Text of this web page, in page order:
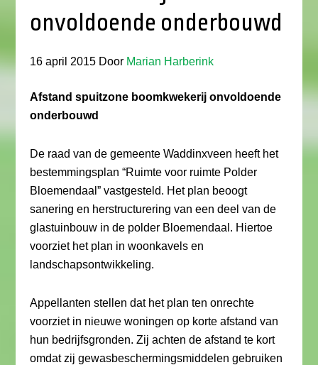
onvoldoende onderbouwd
16 april 2015 Door Marian Harberink
Afstand spuitzone boomkwekerij onvoldoende
onderbouwd
De raad van de gemeente Waddinxveen heeft het
bestemmingsplan “Ruimte voor ruimte Polder
Bloemendaal” vastgesteld. Het plan beoogt
sanering en herstructurering van een deel van de
glastuinbouw in de polder Bloemendaal. Hiertoe
voorziet het plan in woonkavels en
landschapsontwikkeling.
Appellanten stellen dat het plan ten onrechte
voorziet in nieuwe woningen op korte afstand van
hun bedrijfsgronden. Zij achten de afstand te kort
omdat zij gewasbeschermingsmiddelen gebruiken